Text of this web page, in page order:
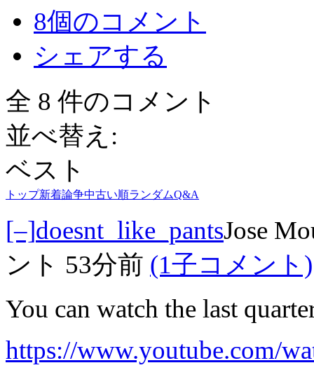
8個のコメント
シェアする
全 8 件のコメント
並べ替え:
ベスト
トップ新着論争中古い順ランダムQ&A
[–]doesnt_like_pantsJose
ント 53分前 (1子コメント)
You can watch the last
https://www.youtube.com/